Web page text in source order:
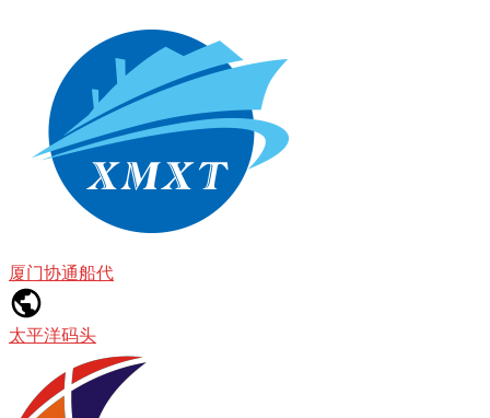
厦门协通船代
太平洋码头